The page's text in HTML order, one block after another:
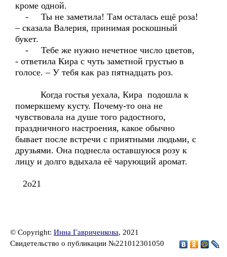
кроме одной.
- Ты не заметила! Там осталась ещё роза!
– сказала Валерия, принимая роскошный
букет.
- Тебе же нужно нечетное число цветов,
- ответила Кира с чуть заметной грустью в
голосе. – У тебя как раз пятнадцать роз.
Когда гостья уехала, Кира подошла к
померкшему кусту. Почему-то она не
чувствовала на душе того радостного,
праздничного настроения, какое обычно
бывает после встречи с приятными людьми, с
друзьями. Она поднесла оставшуюся розу к
лицу и долго вдыхала её чарующий аромат.
2о21
© Copyright: Инна Гавриченкова, 2021
Свидетельство о публикации №221012301050